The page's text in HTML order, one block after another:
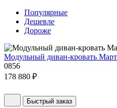
Популярные
Дешевле
Дороже
Модульный диван-кровать
0856
178 880 ₽
Быстрый заказ